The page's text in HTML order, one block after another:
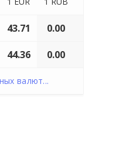
43.71 0.00
44.36 0.00
валют...